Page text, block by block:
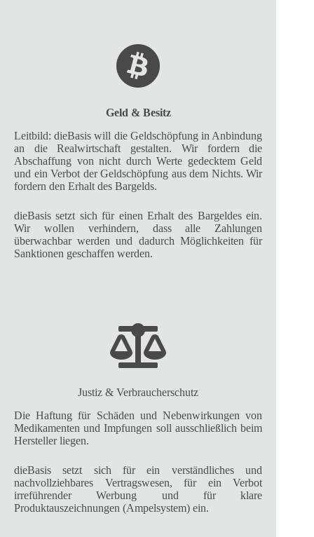
Geld & Besitz
Leitbild: dieBasis will die Geldschöpfung in Anbindung
an die Realwirtschaft gestalten. Wir fordern die
Abschaffung von nicht durch Werte gedecktem Geld
und ein Verbot der Geldschöpfung aus dem Nichts. Wir
fordern den Erhalt des Bargelds.
dieBasis setzt sich für einen Erhalt des Bargeldes ein.
Wir wollen verhindern, dass alle Zahlungen
überwachbar werden und dadurch Möglichkeiten für
Sanktionen geschaffen werden.
Justiz & Verbraucherschutz
Die Haftung für Schäden und Nebenwirkungen von
Medikamenten und Impfungen soll ausschließlich beim
Hersteller liegen.
dieBasis setzt sich für ein verständliches und
nachvollziehbares Vertragswesen, für ein Verbot
irreführender Werbung und für klare
Produktauszeichnungen (Ampelsystem) ein.